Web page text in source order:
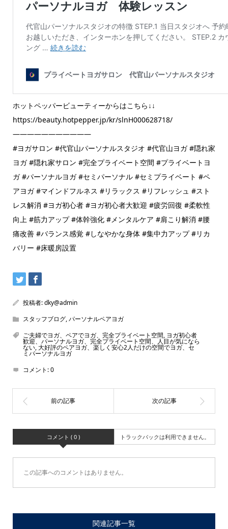
ホットペッパービューティーからはこちら↓↓
https://beauty.hotpepper.jp/kr/slnH000628718/
———————————
#ヨガサロン #代官山パーソナルスタジオ #代官山ヨガ #隠れ家
ヨガ #隠れ家サロン #完全プライベート空間 #プライベートヨ
ガ #パーソナルヨガ #セミパーソナル #セミプライベート #ペ
アヨガ #マインドフルネス #リラックス #リフレッシュ #スト
レス解消 #ヨガ初心者 #ヨガ初心者大歓迎 #疲労回復 #柔軟性
向上 #筋力アップ #体幹強化 #メンタルケア #肩こり解消 #腰
痛改善 #バランス感覚 #しなやかな身体 #集中力アップ #リカ
バリー #床暖房設置
投稿者:dky@admin
スタッフブログ,パーソナルペアヨガ
ご夫婦でヨガ、ペアでヨガ、完全プライベート空間, ヨガ初心者
歓迎、パーソナルヨガ、完全プライベート空間、人目が気になら
ない,大好評のペアヨガ、楽しく安心2人だけの空間でヨガ、セ
ミパーソナルヨガ
コメント:0
コメント ( 0 ) トラックバックは利用できません。
この記事へのコメントはありません。
関連記事一覧